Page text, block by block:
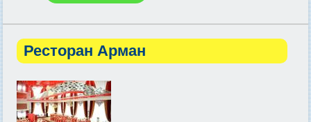
Ресторан Арман